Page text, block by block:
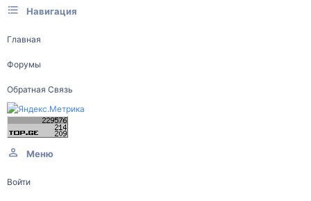
Навигация
Главная
Форумы
Обратная Связь
Меню
Войти